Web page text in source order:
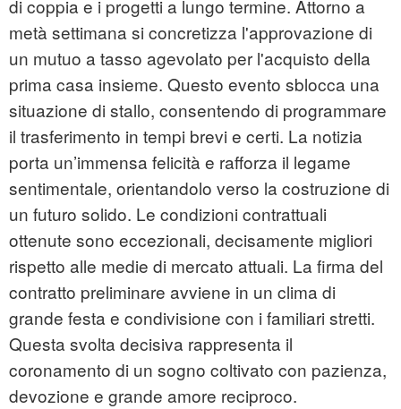
di coppia e i progetti a lungo termine. Attorno a
metà settimana si concretizza l'approvazione di
un mutuo a tasso agevolato per l'acquisto della
prima casa insieme. Questo evento sblocca una
situazione di stallo, consentendo di programmare
il trasferimento in tempi brevi e certi. La notizia
porta un’immensa felicità e rafforza il legame
sentimentale, orientandolo verso la costruzione di
un futuro solido. Le condizioni contrattuali
ottenute sono eccezionali, decisamente migliori
rispetto alle medie di mercato attuali. La firma del
contratto preliminare avviene in un clima di
grande festa e condivisione con i familiari stretti.
Questa svolta decisiva rappresenta il
coronamento di un sogno coltivato con pazienza,
devozione e grande amore reciproco.